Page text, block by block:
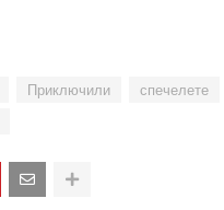
Приключили спечелете